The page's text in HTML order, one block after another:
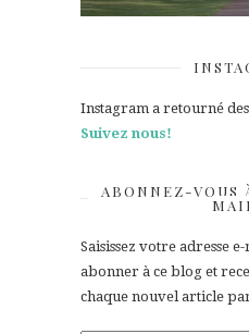
Instagram a retourné
Suivez nous!
ABONNEZ-VOUS
Saisissez votre adresse
abonner à ce blog et
chaque nouvel article